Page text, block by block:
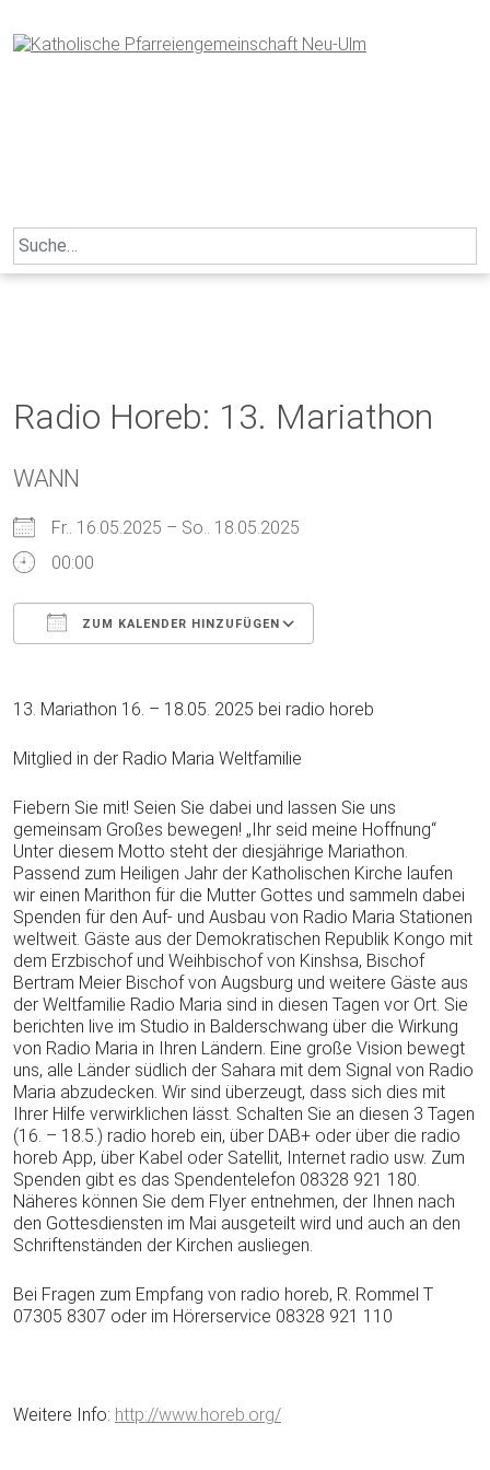
to
content
Search
for:
Radio Horeb: 13. Mariathon
WANN
Fr.. 16.05.2025 – So.. 18.05.2025
00:00
ZUM KALENDER HINZUFÜGEN
13. Mariathon 16. – 18.05. 2025 bei radio horeb
Mitglied in der Radio Maria Weltfamilie
Fiebern Sie mit! Seien Sie dabei und lassen Sie uns
gemeinsam Großes bewegen! „Ihr seid meine Hoffnung“
Unter diesem Motto steht der diesjährige Mariathon.
Passend zum Heiligen Jahr der Katholischen Kirche laufen
wir einen Marithon für die Mutter Gottes und sammeln dabei
Spenden für den Auf- und Ausbau von Radio Maria Stationen
weltweit. Gäste aus der Demokratischen Republik Kongo mit
dem Erzbischof und Weihbischof von Kinshsa, Bischof
Bertram Meier Bischof von Augsburg und weitere Gäste aus
der Weltfamilie Radio Maria sind in diesen Tagen vor Ort. Sie
berichten live im Studio in Balderschwang über die Wirkung
von Radio Maria in Ihren Ländern. Eine große Vision bewegt
uns, alle Länder südlich der Sahara mit dem Signal von Radio
Maria abzudecken. Wir sind überzeugt, dass sich dies mit
Ihrer Hilfe verwirklichen lässt. Schalten Sie an diesen 3 Tagen
(16. – 18.5.) radio horeb ein, über DAB+ oder über die radio
horeb App, über Kabel oder Satellit, Internet radio usw. Zum
Spenden gibt es das Spendentelefon 08328 921 180.
Näheres können Sie dem Flyer entnehmen, der Ihnen nach
den Gottesdiensten im Mai ausgeteilt wird und auch an den
Schriftenständen der Kirchen ausliegen.
Bei Fragen zum Empfang von radio horeb, R. Rommel T
07305 8307 oder im Hörerservice 08328 921 110
Weitere Info: http://www.horeb.org/